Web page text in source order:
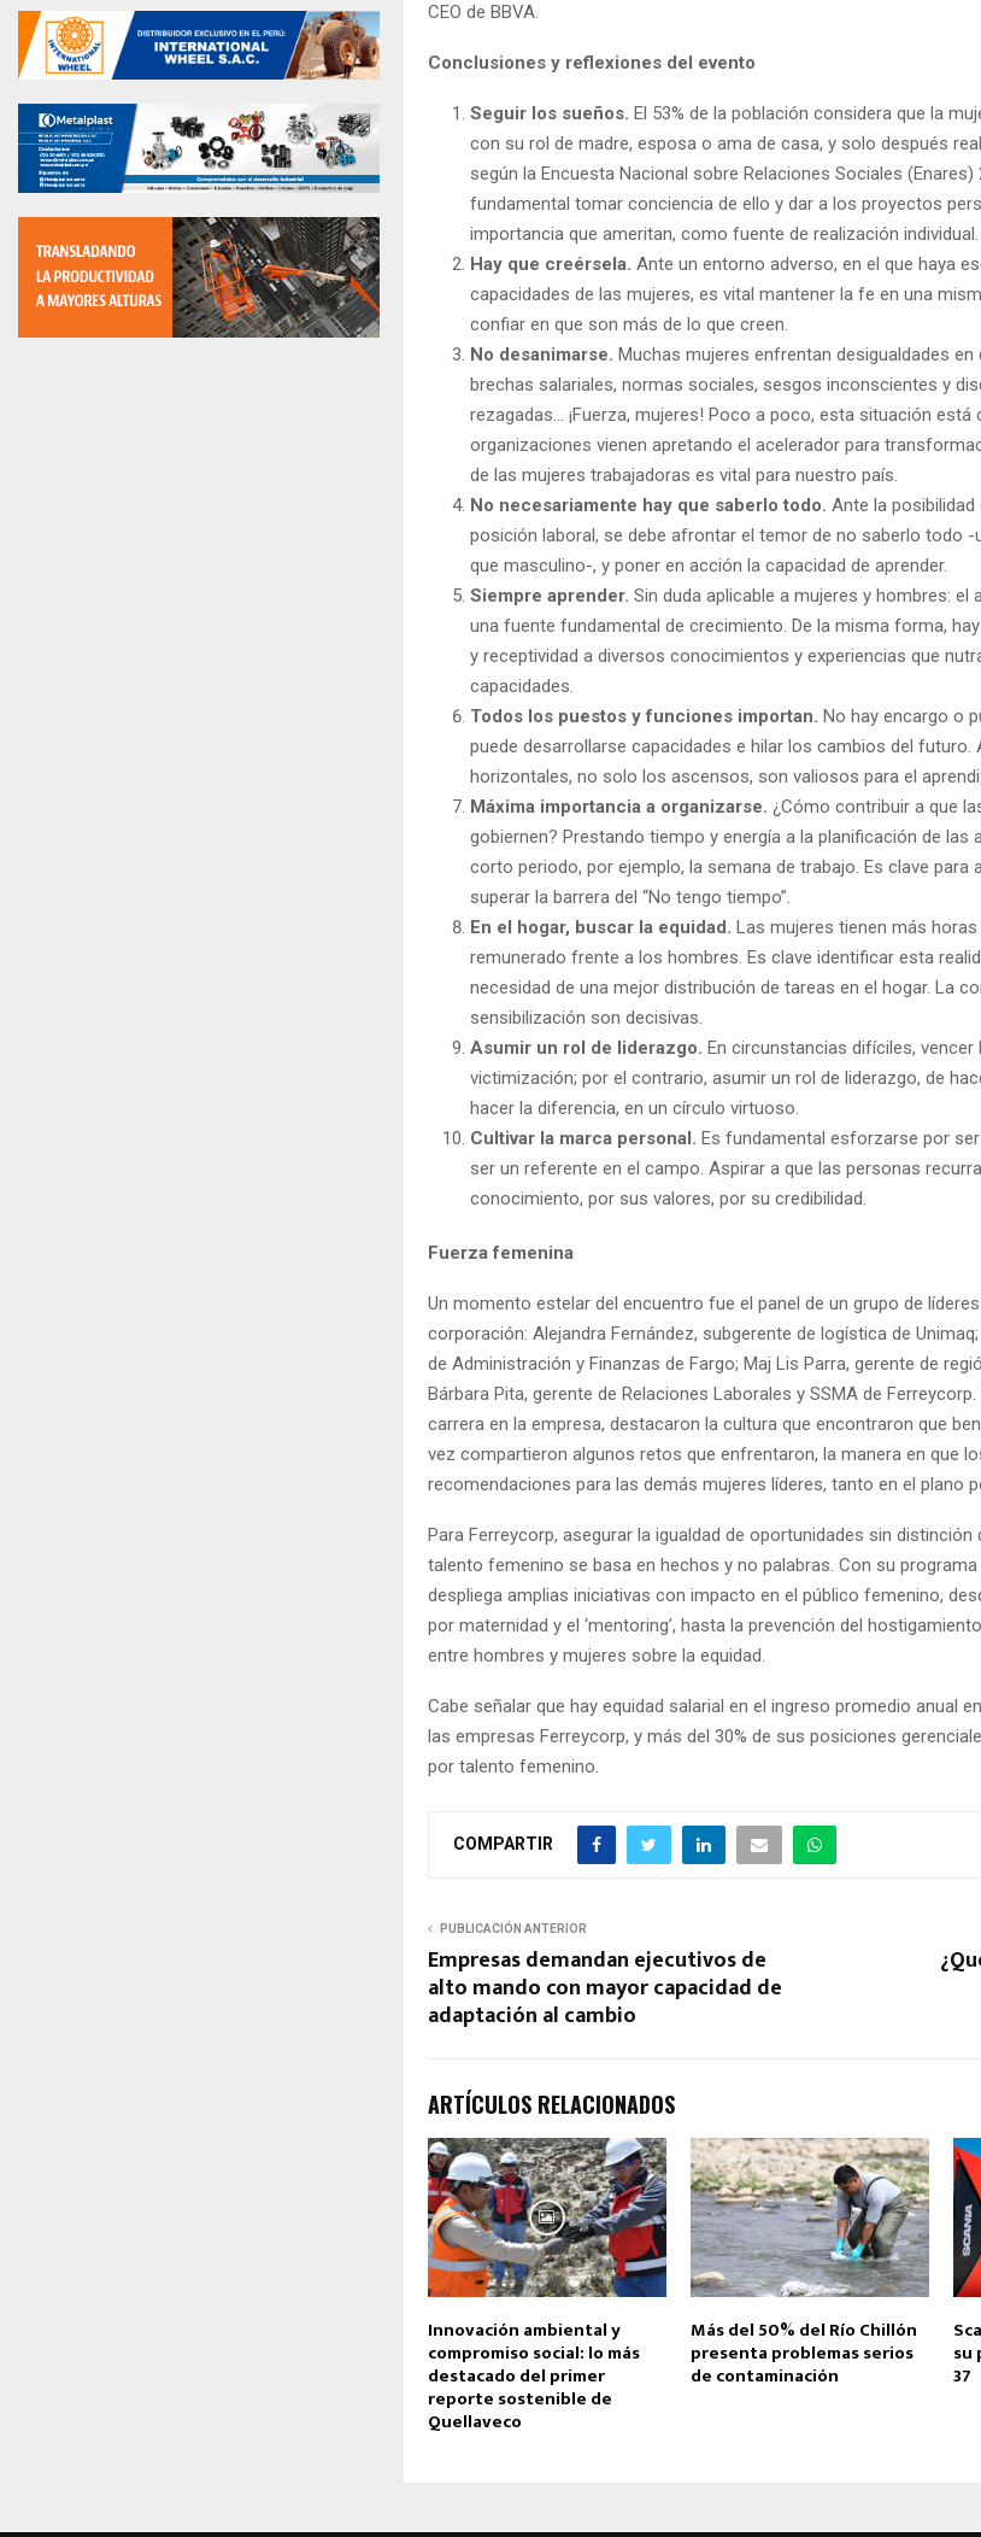
CEO de BBVA.
Conclusiones y reflexiones del evento
Seguir los sueños. El 53% de la población considera que la
con su rol de madre, esposa o ama de casa, y solo después
según la Encuesta Nacional sobre Relaciones Sociales (Enares)
fundamental tomar conciencia de ello y dar a los proyectos
importancia que ameritan, como fuente de realización individual.
Hay que creérsela. Ante un entorno adverso, en el que haya
capacidades de las mujeres, es vital mantener la fe en una
confiar en que son más de lo que creen.
No desanimarse. Muchas mujeres enfrentan desigualdades en
brechas salariales, normas sociales, sesgos inconscientes y
rezagadas… ¡Fuerza, mujeres! Poco a poco, esta situación está
organizaciones vienen apretando el acelerador para
de las mujeres trabajadoras es vital para nuestro país.
No necesariamente hay que saberlo todo. Ante la
posición laboral, se debe afrontar el temor de no saberlo todo
que masculino-, y poner en acción la capacidad de aprender.
Siempre aprender. Sin duda aplicable a mujeres y hombres: el
una fuente fundamental de crecimiento. De la misma forma,
y receptividad a diversos conocimientos y experiencias que
capacidades.
Todos los puestos y funciones importan. No hay encargo o
puede desarrollarse capacidades e hilar los cambios del futuro.
horizontales, no solo los ascensos, son valiosos para el
Máxima importancia a organizarse. ¿Cómo contribuir a que
gobiernen? Prestando tiempo y energía a la planificación de las
corto periodo, por ejemplo, la semana de trabajo. Es clave para
superar la barrera del “No tengo tiempo”.
En el hogar, buscar la equidad. Las mujeres tienen más
remunerado frente a los hombres. Es clave identificar esta
necesidad de una mejor distribución de tareas en el hogar. La
sensibilización son decisivas.
Asumir un rol de liderazgo. En circunstancias difíciles, vencer
victimización; por el contrario, asumir un rol de liderazgo, de
hacer la diferencia, en un círculo virtuoso.
Cultivar la marca personal. Es fundamental esforzarse por
ser un referente en el campo. Aspirar a que las personas
conocimiento, por sus valores, por su credibilidad.
Fuerza femenina
Un momento estelar del encuentro fue el panel de un grupo de
corporación: Alejandra Fernández, subgerente de logística de
de Administración y Finanzas de Fargo; Maj Lis Parra, gerente de
Bárbara Pita, gerente de Relaciones Laborales y SSMA de
carrera en la empresa, destacaron la cultura que encontraron que
vez compartieron algunos retos que enfrentaron, la manera en que
recomendaciones para las demás mujeres líderes, tanto en el plano
Para Ferreycorp, asegurar la igualdad de oportunidades sin distinción
talento femenino se basa en hechos y no palabras. Con su
despliega amplias iniciativas con impacto en el público femenino,
por maternidad y el ‘mentoring’, hasta la prevención del
entre hombres y mujeres sobre la equidad.
Cabe señalar que hay equidad salarial en el ingreso promedio anual
las empresas Ferreycorp, y más del 30% de sus posiciones
por talento femenino.
COMPARTIR
PUBLICACIÓN ANTERIOR
Empresas demandan ejecutivos de
alto mando con mayor capacidad de
adaptación al cambio
ARTÍCULOS RELACIONADOS
Innovación ambiental y
compromiso social: lo más
destacado del primer
reporte sostenible de
Quellaveco
Más del 50% del Río Chillón
presenta problemas serios
de contaminación
su
37